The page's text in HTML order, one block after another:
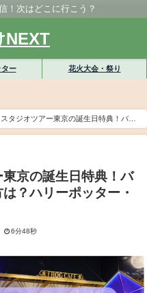
！次はどこに行こう？
NEXT
ー 花火大会・祭り
タジオツアー東京の誕生日特典！バー
としまえん
京の誕生日特典！バ
？ハリーポッター・
6分48秒